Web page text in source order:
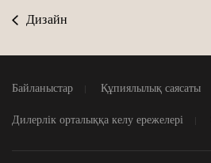
Дизайн
Байланыстар Құпиялылық саясаты
Дилерлік орталыққа келу ережелері